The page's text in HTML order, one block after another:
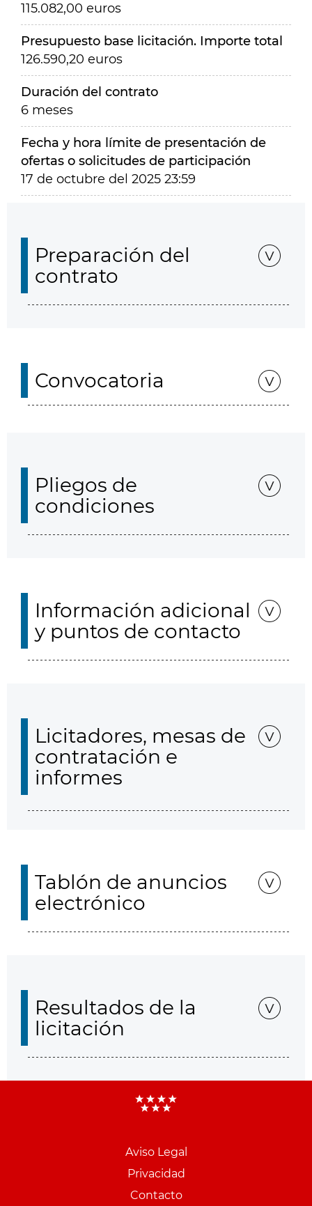
115.082,00 euros
Presupuesto base licitación. Importe total
126.590,20 euros
Duración del contrato
6 meses
Fecha y hora límite de presentación de
ofertas o solicitudes de participación
17 de octubre del 2025 23:59
Preparación del
contrato
Convocatoria
Pliegos de
condiciones
Información adicional
y puntos de contacto
Licitadores, mesas de
contratación e
informes
Tablón de anuncios
electrónico
Resultados de la
licitación
Aviso Legal
Privacidad
Contacto